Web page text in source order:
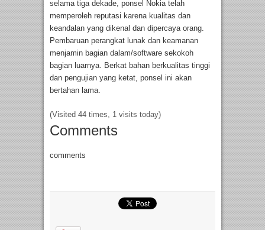
selama tiga dekade, ponsel Nokia telah
memperoleh reputasi karena kualitas dan
keandalan yang dikenal dan dipercaya orang.
Pembaruan perangkat lunak dan keamanan
menjamin bagian dalam/software sekokoh
bagian luarnya. Berkat bahan berkualitas tinggi
dan pengujian yang ketat, ponsel ini akan
bertahan lama.
(Visited 44 times, 1 visits today)
Comments
comments